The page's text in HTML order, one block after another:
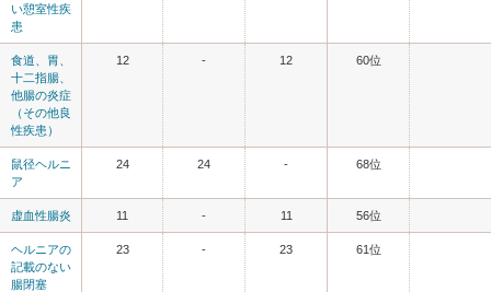
い憩室性疾
患
食道、胃、
十二指腸、
他腸の炎症
（その他良
性疾患）
12 - 12 60位
鼠径ヘルニ
ア
24 24 - 68位
虚血性腸炎 11 - 11 56位
ヘルニアの
記載のない
腸閉塞
23 - 23 61位